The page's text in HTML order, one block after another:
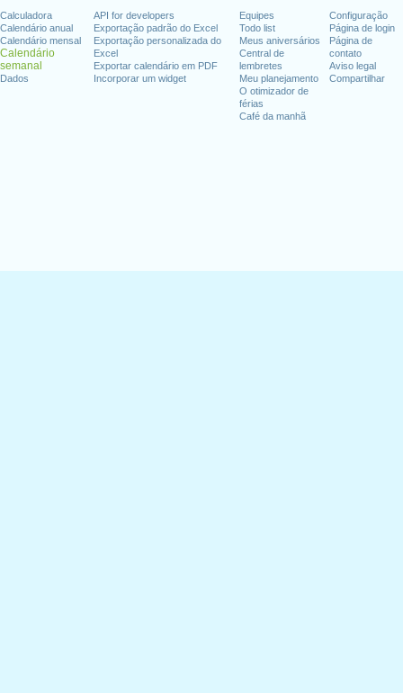
Calculadora
Calendário anual
Calendário mensal
Calendário
semanal
Dados
API for developers
Exportação padrão do Excel
Exportação personalizada do
Excel
Exportar calendário em PDF
Incorporar um widget
Equipes
Todo list
Meus aniversários
Central de
lembretes
Meu planejamento
O otimizador de
férias
Café da manhã
Configuração
Página de login
Página de
contato
Aviso legal
Compartilhar